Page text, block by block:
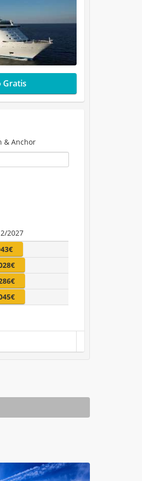
Gratis
& Anchor
2027